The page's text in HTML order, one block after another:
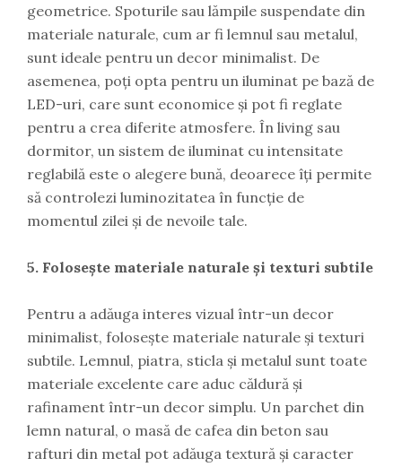
geometrice. Spoturile sau lămpile suspendate din
materiale naturale, cum ar fi lemnul sau metalul,
sunt ideale pentru un decor minimalist. De
asemenea, poți opta pentru un iluminat pe bază de
LED-uri, care sunt economice și pot fi reglate
pentru a crea diferite atmosfere. În living sau
dormitor, un sistem de iluminat cu intensitate
reglabilă este o alegere bună, deoarece îți permite
să controlezi luminozitatea în funcție de
momentul zilei și de nevoile tale.
5. Folosește materiale naturale și texturi subtile
Pentru a adăuga interes vizual într-un decor
minimalist, folosește materiale naturale și texturi
subtile. Lemnul, piatra, sticla și metalul sunt toate
materiale excelente care aduc căldură și
rafinament într-un decor simplu. Un parchet din
lemn natural, o masă de cafea din beton sau
rafturi din metal pot adăuga textură și caracter